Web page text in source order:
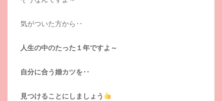
気がついた方から‥
人生の中のたった１年ですよ～
自分に合う婚カツを‥
見つけることにしましょう